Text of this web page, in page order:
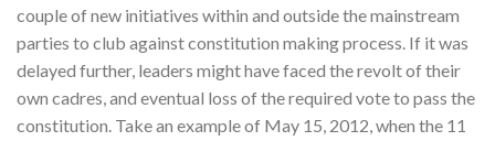
couple of new initiatives within and outside the mainstream
parties to club against constitution making process. If it was
delayed further, leaders might have faced the revolt of their
own cadres, and eventual loss of the required vote to pass the
constitution. Take an example of May 15, 2012, when the 11